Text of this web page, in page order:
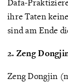
ihre Taten
sind am Ende
2. Zeng
Zeng Dongjin